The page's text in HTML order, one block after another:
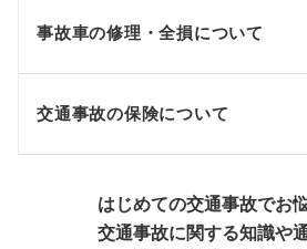
事故車の修理・全損について
交通事故の保険について
はじめての交通事故でお
交通事故に関する知識や